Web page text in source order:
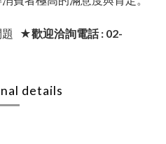
★歡迎洽詢電話 : 02-
details